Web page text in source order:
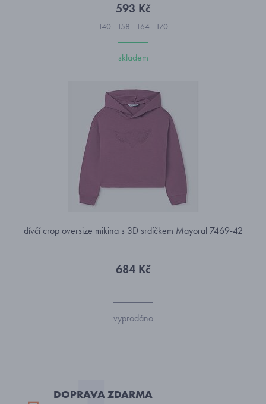
593 Kč
140 158 164 170
skladem
dívčí crop oversize mikina s 3D srdíčkem Mayoral 7469-42
684 Kč
vyprodáno
DOPRAVA ZDARMA